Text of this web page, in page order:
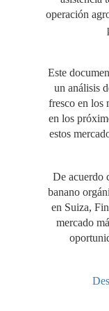
operación
Este
un análisis
fresco en los
en los
estos
De acuerdo
banano
en Suiza,
mercado